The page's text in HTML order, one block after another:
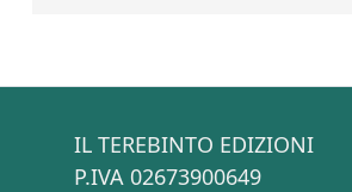
IL TEREBINTO EDIZIONI
P.IVA 02673900649